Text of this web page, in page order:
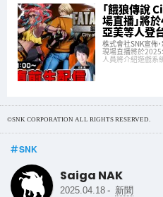
「餓狼傳說
場直播」將
亞美等人登
株式會社SNK宣佈
現場直播將於2025
人員將介紹遊戲系
©SNK CORPORATION ALL RIGHTS RESERVED.
SNK
Saiga NAK
2025.04.18 - 新聞